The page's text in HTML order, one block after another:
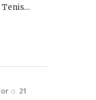
Tenis…
21